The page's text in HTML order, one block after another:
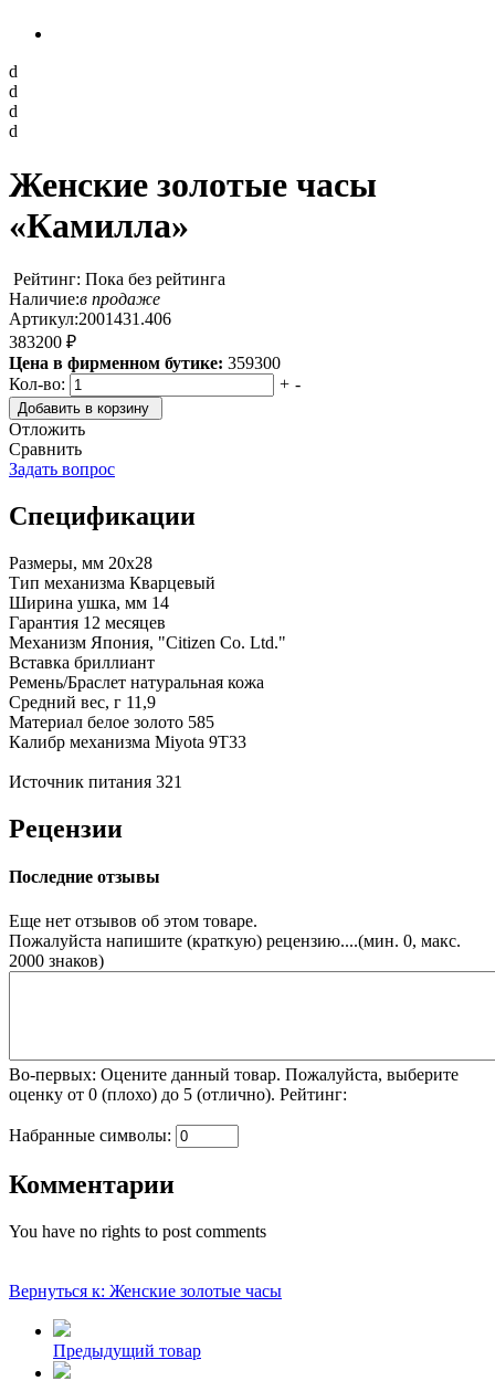
d
d
d
d
Женские золотые часы
«Камилла»
Рейтинг: Пока без рейтинга
Наличие:в продаже
Артикул:2001431.406
383200 ₽
Цена в фирменном бутике: 359300
Кол-во:
+ -
Добавить в корзину
Отложить
Сравнить
Задать вопрос
Спецификации
Размеры, мм 20х28
Тип механизма Кварцевый
Ширина ушка, мм 14
Гарантия 12 месяцев
Механизм Япония, "Citizen Co. Ltd."
Вставка бриллиант
Ремень/Браслет натуральная кожа
Средний вес, г 11,9
Материал белое золото 585
Калибр механизма Miyota 9T33
Источник питания 321
Рецензии
Последние отзывы
Еще нет отзывов об этом товаре.
Пожалуйста напишите (краткую) рецензию....(мин. 0, макс.
2000 знаков)
Во-первых: Оцените данный товар. Пожалуйста, выберите
оценку от 0 (плохо) до 5 (отлично). Рейтинг:
Набранные символы:
Комментарии
You have no rights to post comments
Вернуться к: Женские золотые часы
Предыдущий товар